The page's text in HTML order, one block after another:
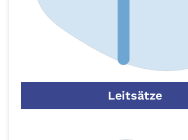
Leitsätze